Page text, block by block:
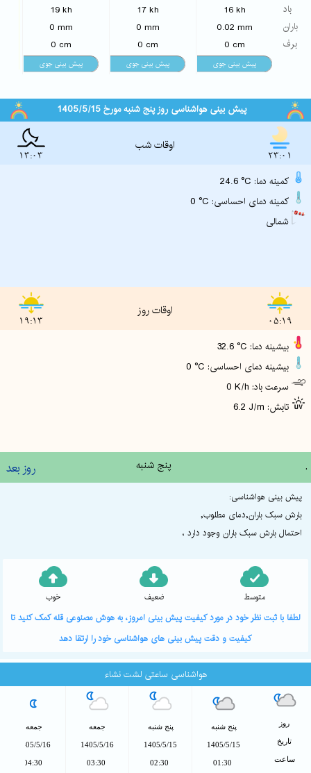
باد
باران
برف
16 kh
0.02 mm
0 cm
17 kh
0 mm
0 cm
19 kh
0 mm
0 cm
پیش بینی هواشناسی روز پنج شنبه مورخ 1405/5/15
13:03
اوقات شب
23:01
24.6 °C :کمینه دما
0 °C :کمینه دمای احساسی
شمالی
19:13
اوقات روز
05:19
32.6 °C :بیشینه دما
0 °C :بیشینه دمای احساسی
0 K/h :سرعت باد
6.2 J/m :تابش
روز بعد پنج شنبه .
پیش بینی هواشناسی:
بارش سبک باران,دمای مطلوب,
احتمال بارش سبک باران وجود دارد ،
خوب ضعیف متوسط
لطفا با ثبت نظر خود در مورد کیفیت پیش بینی امروز، به هوش مصنوعی قله کمک کنید تا
کیفیت و دقت پیش بینی های هواشناسی خود را ارتقا دهد
هواشناسی ساعتی لشت نشاء
روز
تاریخ
ساعت
پنج شنبه
1405/5/15
01:30
پنج شنبه
1405/5/15
02:30
جمعه
1405/5/16
03:30
جمعه
1405/5/16
04:30